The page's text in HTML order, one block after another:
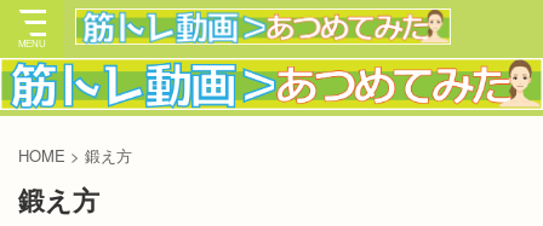
HOME > 鍛え方
鍛え方